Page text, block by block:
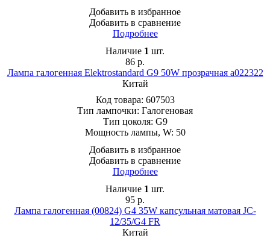
Добавить в избранное
Добавить в сравнение
Подробнее
Наличие 1 шт.
86 р.
Лампа галогенная Elektrostandard G9 50W прозрачная a022322
Китай
Код товара: 607503
Тип лампочки: Галогеновая
Тип цоколя: G9
Мощность лампы, W: 50
Добавить в избранное
Добавить в сравнение
Подробнее
Наличие 1 шт.
95 р.
Лампа галогенная (00824) G4 35W капсульная матовая JC-
12/35/G4 FR
Китай